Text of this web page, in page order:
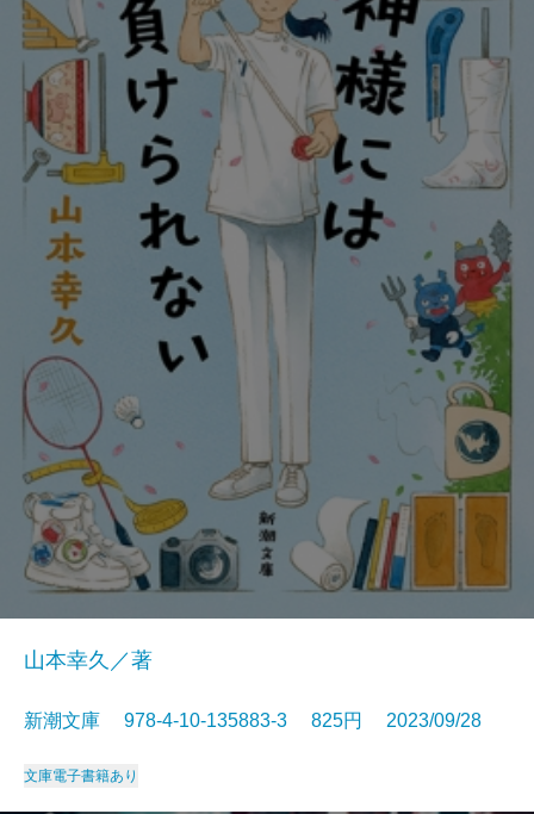
山本幸久／著
新潮文庫 978-4-10-135883-3 825円 2023/09/28
文庫電子書籍あり